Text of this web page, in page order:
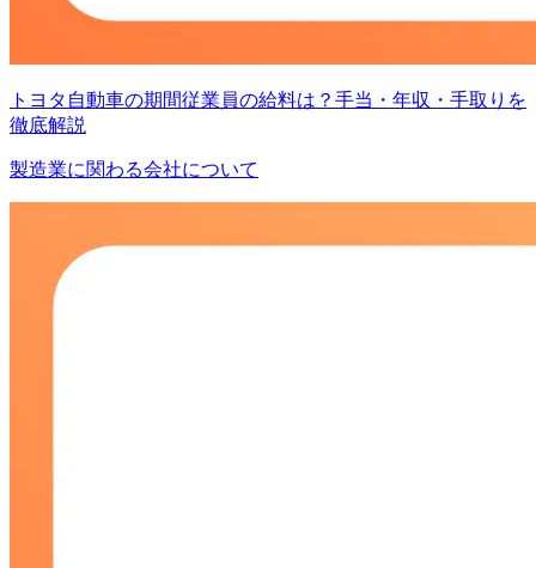
トヨタ自動車の期間従業員の給料は？手当・年収・手取りを
徹底解説
製造業に関わる会社について